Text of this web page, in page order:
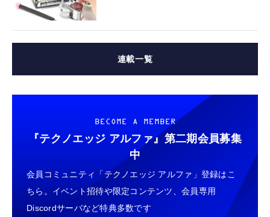
連載一覧
BECOME A MEMBER
『テクノエッジ アルファ』 第二期会員募集
中
会員コミュニティ「テクノエッジ アルファ」登録はこ
ちら。イベント招待や限定コンテンツ、会員専用
Discordサーバなど特典多数です